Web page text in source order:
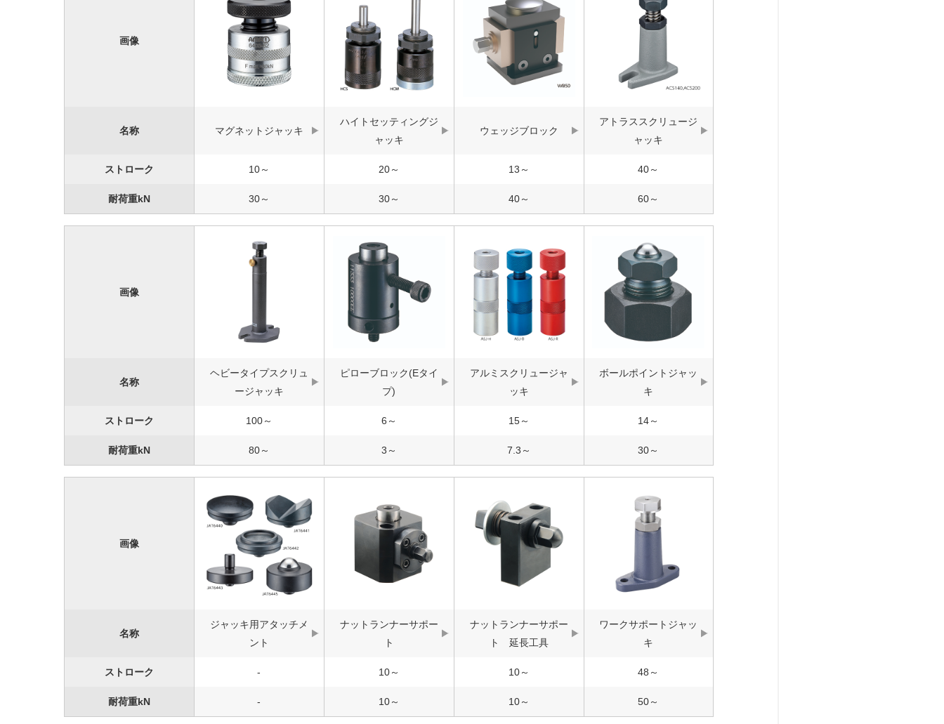
画像
名称 マグネットジャッキ
ハイトセッティングジ
ャッキ
ウェッジブロック
アトラススクリュージ
ャッキ
ストローク 10～ 20～ 13～ 40～
耐荷重kN 30～ 30～ 40～ 60～
画像
名称
ヘビータイプスクリュ
ージャッキ
ピローブロック(Eタイ
プ)
アルミスクリュージャ
ッキ
ボールポイントジャッ
キ
ストローク 100～ 6～ 15～ 14～
耐荷重kN 80～ 3～ 7.3～ 30～
画像
名称
ジャッキ用アタッチメ
ント
ナットランナーサポー
ト
ナットランナーサポー
ト 延長工具
ワークサポートジャッ
キ
ストローク - 10～ 10～ 48～
耐荷重kN - 10～ 10～ 50～